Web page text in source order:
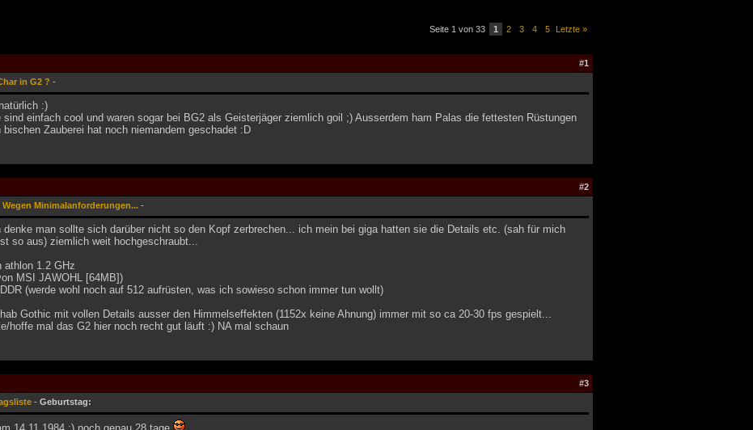
Seite 1 von 33 1 2 3 4 5 Letzte »
#1
in G2 ? -
:)
sind einfach cool und waren sogar bei BG2 als Geisterjäger ziemlich goil ;) Ausserdem ham Palas die fettesten Rüstungen
bischen Zauberei hat noch niemandem geschadet :D
#2
Minimalanforderungen... -
denke man sollte sich darüber nicht so den Kopf zerbrechen... ich mein bei giga hatten sie die Details etc. (sah für mich
so aus) ziemlich weit hochgeschraubt...
athlon 1.2 GHz
MSI JAWOHL [64MB])
(werde wohl noch auf 512 aufrüsten, was ich sowieso schon immer tun wollt)
Gothic mit vollen Details ausser den Himmelseffekten (1152x keine Ahnung) immer mit so ca 20-30 fps gespielt...
hoffe mal das G2 hier noch recht gut läuft :) NA mal schaun
#3
- Geburtstag: